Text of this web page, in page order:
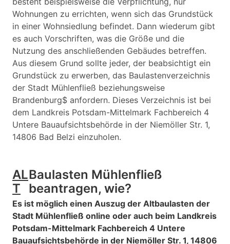
Wohnungen zu errichten, wenn sich das Grundstück
in einer Wohnsiedlung befindet. Dann wiederum gibt
es auch Vorschriften, was die Größe und die
Nutzung des anschließenden Gebäudes betreffen.
Aus diesem Grund sollte jeder, der beabsichtigt ein
Grundstück zu erwerben, das Baulastenverzeichnis
der Stadt Mühlenfließ beziehungsweise
Brandenburg$ anfordern. Dieses Verzeichnis ist bei
dem Landkreis Potsdam-Mittelmark Fachbereich 4
Untere Bauaufsichtsbehörde in der Niemöller Str. 1,
14806 Bad Belzi einzuholen.
AL
T
Baulasten Mühlenfließ
beantragen, wie?
Es ist möglich einen Auszug der Altbaulasten der
Stadt Mühlenfließ online oder auch beim Landkreis
Potsdam-Mittelmark Fachbereich 4 Untere
Bauaufsichtsbehörde in der Niemöller Str. 1, 14806